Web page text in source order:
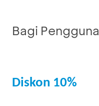
Bagi Pengguna
Diskon 10%